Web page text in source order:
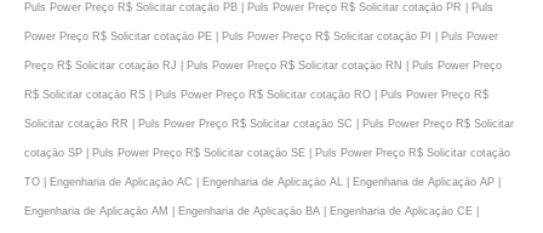
Puls Power Preço R$ Solicitar cotaçāo PB | Puls Power Preço R$ Solicitar cotaçāo PR | Puls
Power Preço R$ Solicitar cotaçāo PE | Puls Power Preço R$ Solicitar cotaçāo PI | Puls Power
Preço R$ Solicitar cotaçāo RJ | Puls Power Preço R$ Solicitar cotaçāo RN | Puls Power Preço
R$ Solicitar cotaçāo RS | Puls Power Preço R$ Solicitar cotaçāo RO | Puls Power Preço R$
Solicitar cotaçāo RR | Puls Power Preço R$ Solicitar cotaçāo SC | Puls Power Preço R$ Solicitar
cotaçāo SP | Puls Power Preço R$ Solicitar cotaçāo SE | Puls Power Preço R$ Solicitar cotaçāo
TO | Engenharia de Aplicaçāo AC | Engenharia de Aplicaçāo AL | Engenharia de Aplicaçāo AP |
Engenharia de Aplicaçāo AM | Engenharia de Aplicaçāo BA | Engenharia de Aplicaçāo CE |